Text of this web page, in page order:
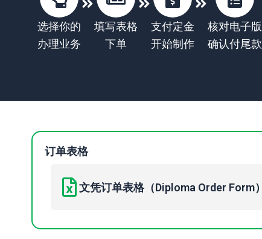
选择你的
办理业务
填写表格
下单
支付定金
开始制作
核对电子版
确认付尾款
订单表格
文凭订单表格（Diploma Order Form）